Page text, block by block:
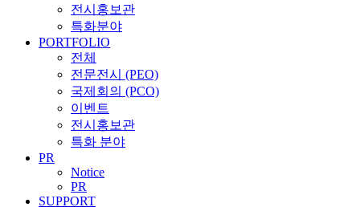
전시홍보관
특화분야
PORTFOLIO
전체
전문전시 (PEO)
국제회의 (PCO)
이벤트
전시홍보관
특화 분야
PR
Notice
PR
SUPPORT